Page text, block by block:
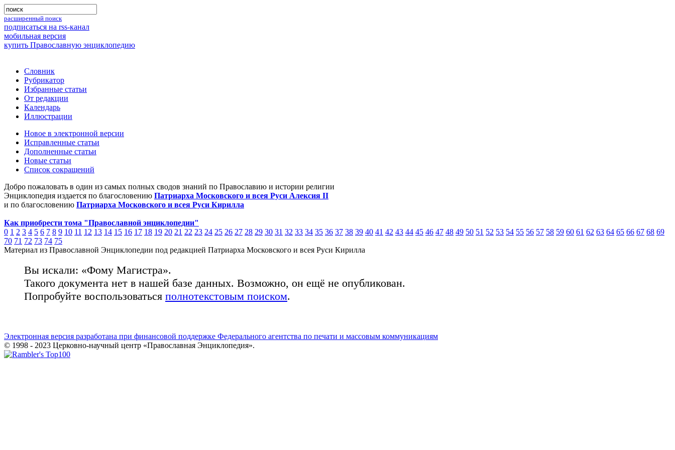
расширенный поиск
подписаться на rss-канал
мобильная версия
купить Православную энциклопедию
Словник
Рубрикатор
Избранные статьи
От редакции
Календарь
Иллюстрации
Новое в электронной версии
Исправленные статьи
Дополненные статьи
Новые статьи
Список сокращений
Добро пожаловать в один из самых полных сводов знаний по Православию и истории религии
Энциклопедия издается по благословению Патриарха Московского и всея Руси Алексия II
и по благословению Патриарха Московского и всея Руси Кирилла
Как приобрести тома "Православной энциклопедии"
0 1 2 3 4 5 6 7 8 9 10 11 12 13 14 15 16 17 18 19 20 21 22 23 24 25 26 27 28 29 30 31 32 33 34 35 36 37 38 39 40 41 42 43 44 45 46 47 48 49 50 51 52 53 54 55 56 57 58 59 60 61 62 63 64 65 66 67 68 69
70 71 72 73 74 75
Материал из Православной Энциклопедии под редакцией Патриарха Московского и всея Руси Кирилла
Вы искали: «Фому Магистра».
Такого документа нет в нашей базе данных. Возможно, он ещё не опубликован.
Попробуйте воспользоваться полнотекстовым поиском.
Электронная версия разработана при финансовой поддержке Федерального агентства по печати и массовым коммуникациям
© 1998 - 2023 Церковно-научный центр «Православная Энциклопедия».